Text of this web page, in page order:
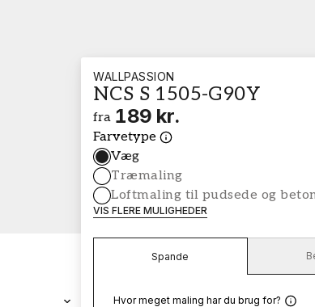
WALLPASSION
NCS S 1505-G90Y
fra 189 kr.
Farvetype
Væg
Træmaling
Loftmaling til pudsede og
VIS FLERE MULIGHEDER
Spande
Hvor meget maling har du brug for?